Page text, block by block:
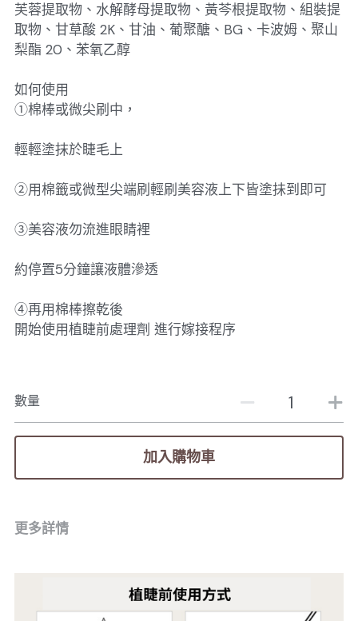
芙蓉提取物、水解酵母提取物、黃芩根提取物、組裝提
取物、甘草酸 2K、甘油、葡聚醣、BG、卡波姆、聚山
梨酯 20、苯氧乙醇
如何使用
①棉棒或微尖刷中，
輕輕塗抹於睫毛上
②用棉籤或微型尖端刷輕刷美容液上下皆塗抺到即可
③美容液勿流進眼睛裡
約停置5分鐘讓液體滲透
④再用棉棒擦乾後
開始使用植睫前處理劑 進行嫁接程序
數量
加入購物車
更多詳情